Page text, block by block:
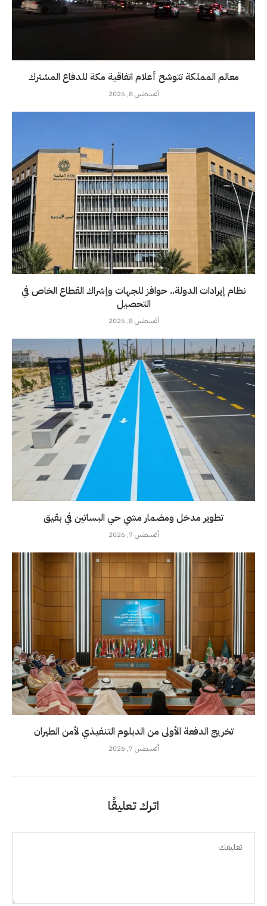
معالم المملكة تتوشح أعلام اتفاقية مكة للدفاع المشترك
أغسطس 8, 2026
نظام إيرادات الدولة.. حوافز للجهات وإشراك القطاع الخاص في
التحصيل
أغسطس 8, 2026
تطوير مدخل ومضمار مشي حي البساتين في بقيق
أغسطس 7, 2026
تخريج الدفعة الأولى من الدبلوم التنفيذي لأمن الطيران
أغسطس 7, 2026
اترك تعليقًا